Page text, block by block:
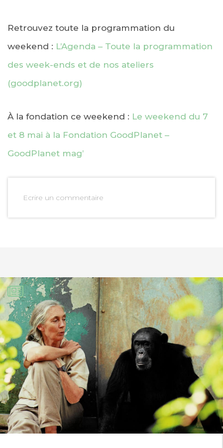
Retrouvez toute la programmation du
weekend : L’Agenda – Toute la programmation
des week-ends et de nos ateliers
(goodplanet.org)
À la fondation ce weekend : Le weekend du 7
et 8 mai à la Fondation GoodPlanet –
GoodPlanet mag’
Ecrire un commentaire